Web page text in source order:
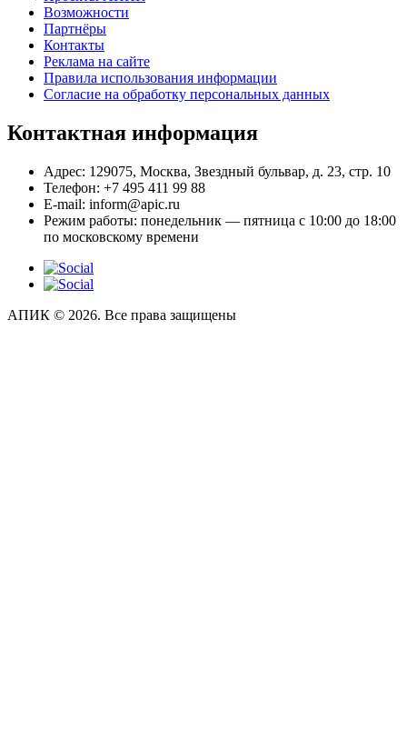
Возможности
Партнёры
Контакты
Реклама на сайте
Правила использования информации
Согласие на обработку персональных данных
Контактная информация
Адрес: 129075, Москва, Звездный бульвар, д. 23, стр. 10
Телефон: +7 495 411 99 88
E-mail: inform@apic.ru
Режим работы: понедельник — пятница с 10:00 до 18:00
по московскому времени
АПИК © 2026. Все права защищены